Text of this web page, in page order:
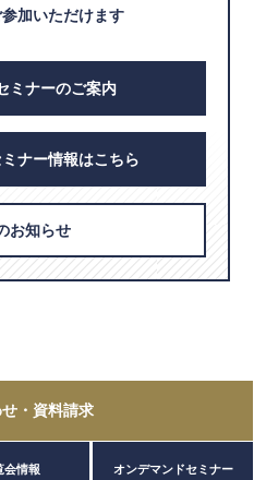
加いただけます
ミナーのご案内
ナー情報はこちら
お知らせ
・資料請求
会情報 オンデマンドセミナー